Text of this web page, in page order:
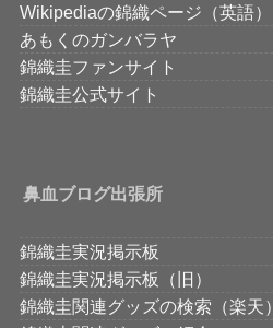
Wikipediaの錦織ページ（英語）
あもくのガンバラヤ
錦織圭ファンサイト
錦織圭公式サイト
鼻血ブログ出張所
錦織圭実況掲示板
錦織圭実況掲示板（旧）
錦織圭関連グッズの検索（楽天）